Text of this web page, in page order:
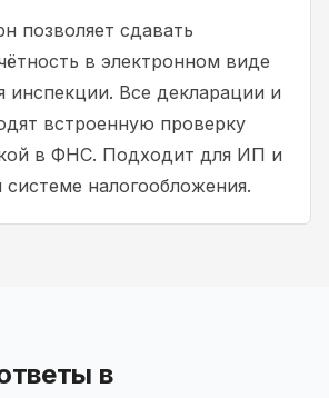
позволяет сдавать
в электронном виде
инспекции. Все декларации и
встроенную проверку
в ФНС. Подходит для ИП и
налогообложения.
в